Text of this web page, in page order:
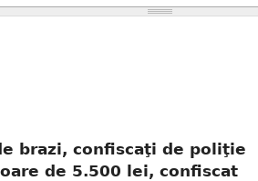
brazi, confiscaţi de poliţie
de 5.500 lei, confiscat